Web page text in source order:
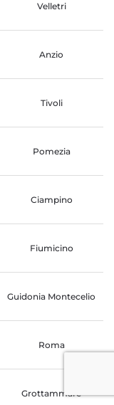
Velletri
Anzio
Tivoli
Pomezia
Ciampino
Fiumicino
Guidonia Montecelio
Roma
Grottammare